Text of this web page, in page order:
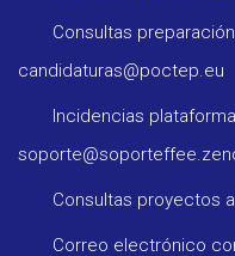
Consultas
candidaturas@poctep.eu
Incidencias plataforma
Consultas proyectos
Correo electrónico